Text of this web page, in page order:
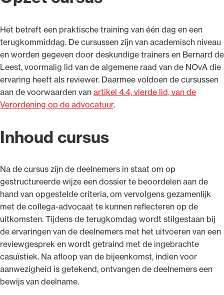
Het betreft een praktische training van één dag en een
terugkommiddag. De cursussen zijn van academisch niveau
en worden gegeven door deskundige trainers en Bernard de
Leest, voormalig lid van de algemene raad van de NOvA die
ervaring heeft als reviewer. Daarmee voldoen de cursussen
aan de voorwaarden van artikel 4.4, vierde lid, van de
Verordening op de advocatuur.
Inhoud cursus
Na de cursus zijn de deelnemers in staat om op
gestructureerde wijze een dossier te beoordelen aan de
hand van opgestelde criteria, om vervolgens gezamenlijk
met de collega-advocaat te kunnen reflecteren op de
uitkomsten. Tijdens de terugkomdag wordt stilgestaan bij
de ervaringen van de deelnemers met het uitvoeren van een
reviewgesprek en wordt getraind met de ingebrachte
casuïstiek. Na afloop van de bijeenkomst, indien voor
aanwezigheid is getekend, ontvangen de deelnemers een
bewijs van deelname.